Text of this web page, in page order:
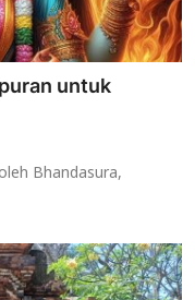
untuk
Bhandasura,